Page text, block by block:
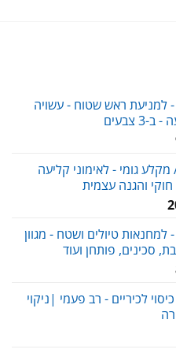
- למניעת ראש שטוח - עשויה
צבעים
המחיר
הוא:
98.00 ₪.
גומי - לאימוני קליעה
והגנה עצמית
טווח
עד
למחנאות טיולים ושטח - מגוון
סכינים, פותחן ועוד
המחיר
הוא:
89.00 ₪.
לכיריים - רב פעמי |ניקוי